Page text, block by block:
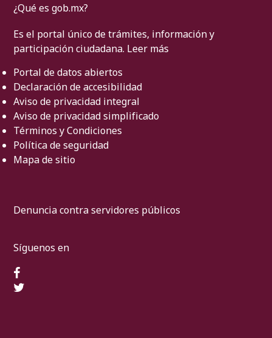
¿Qué es gob.mx?
Es el portal único de trámites, información y
participación ciudadana. Leer más
Portal de datos abiertos
Declaración de accesibilidad
Aviso de privacidad integral
Aviso de privacidad simplificado
Términos y Condiciones
Política de seguridad
Mapa de sitio
Denuncia contra servidores públicos
Síguenos en